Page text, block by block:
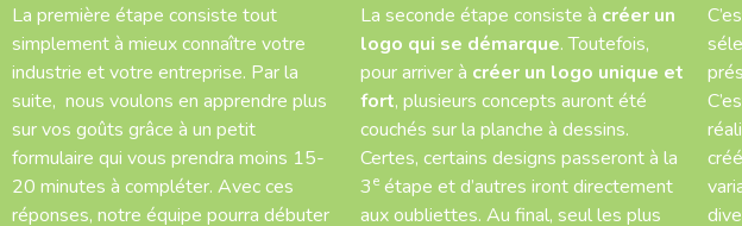
La première étape consiste tout
simplement à mieux connaître votre
industrie et votre entreprise. Par la
suite, nous voulons en apprendre plus
sur vos goûts grâce à un petit
formulaire qui vous prendra moins 15-
20 minutes à compléter. Avec ces
réponses, notre équipe pourra débuter
La seconde étape consiste à créer un
logo qui se démarque. Toutefois,
pour arriver à créer un logo unique et
fort, plusieurs concepts auront été
couchés sur la planche à dessins.
Certes, certains designs passeront à la
3eétape et d’autres iront directement
aux oubliettes. Au final, seul les plus